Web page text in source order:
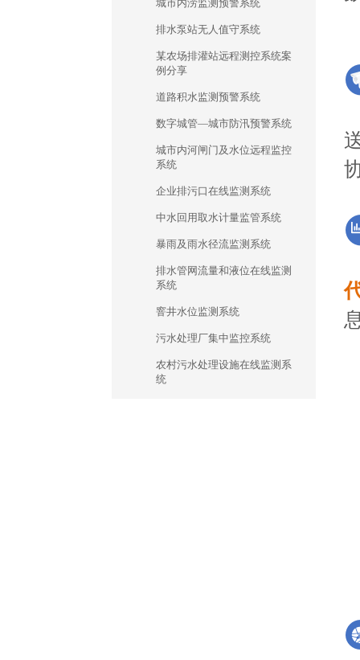
城市内涝监测预警系统
排水泵站无人值守系统
某农场排灌站远程测控系统案
例分享
道路积水监测预警系统
数字城管—城市防汛预警系统
城市内河闸门及水位远程监控
系统
企业排污口在线监测系统
中水回用取水计量监管系统
暴雨及雨水径流监测系统
排水管网流量和液位在线监测
系统
窨井水位监测系统
污水处理厂集中监控系统
农村污水处理设施在线监测系
统